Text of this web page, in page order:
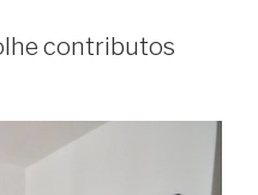
contributos